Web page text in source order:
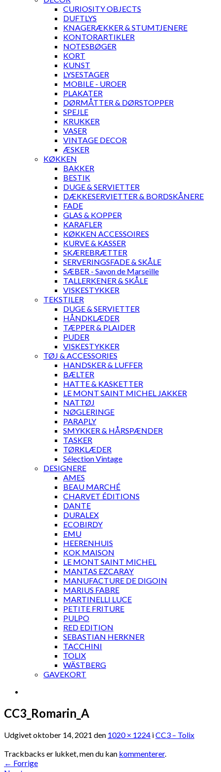
CURIOSITY OBJECTS
DUFTLYS
KNAGERÆKKER & STUMTJENERE
KONTORARTIKLER
NOTESBØGER
KORT
KUNST
LYSESTAGER
MOBILE - UROER
PLAKATER
DØRMÅTTER & DØRSTOPPER
SPEJLE
KRUKKER
VASER
VINTAGE DECOR
ÆSKER
KØKKEN
BAKKER
BESTIK
DUGE & SERVIETTER
DÆKKESERVIETTER & BORDSKÅNERE
FADE
GLAS & KOPPER
KARAFLER
KØKKEN ACCESSOIRES
KURVE & KASSER
SKÆREBRÆTTER
SERVERINGSFADE & SKÅLE
SÆBER - Savon de Marseille
TALLERKENER & SKÅLE
VISKESTYKKER
TEKSTILER
DUGE & SERVIETTER
HÅNDKLÆDER
TÆPPER & PLAIDER
PUDER
VISKESTYKKER
TØJ & ACCESSORIES
HANDSKER & LUFFER
BÆLTER
HATTE & KASKETTER
LE MONT SAINT MICHEL JAKKER
NATTØJ
NØGLERINGE
PARAPLY
SMYKKER & HÅRSPÆNDER
TASKER
TØRKLÆDER
Sélection Vintage
DESIGNERE
AMES
BEAU MARCHÉ
CHARVET ÉDITIONS
DANTE
DURALEX
ECOBIRDY
EMU
HEERENHUIS
KOK MAISON
LE MONT SAINT MICHEL
MANTAS EZCARAY
MANUFACTURE DE DIGOIN
MARIUS FABRE
MARTINELLI LUCE
PETITE FRITURE
PULPO
RED EDITION
SEBASTIAN HERKNER
TACCHINI
TOLIX
WÄSTBERG
GAVEKORT
CC3_Romarin_A
Udgivetoktober 14, 2021 den 1020 × 1224 iCC3 – Tolix
Trackbacks er lukket, men du kan kommenterer.
← Forrige